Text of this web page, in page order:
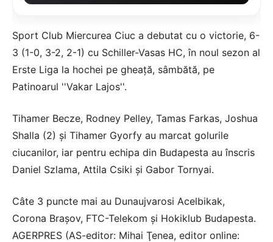
Sport Club Miercurea Ciuc a debutat cu o victorie, 6-
3 (1-0, 3-2, 2-1) cu Schiller-Vasas HC, în noul sezon al
Erste Liga la hochei pe gheaţă, sâmbătă, pe
Patinoarul ''Vakar Lajos''.
Tihamer Becze, Rodney Pelley, Tamas Farkas, Joshua
Shalla (2) şi Tihamer Gyorfy au marcat golurile
ciucanilor, iar pentru echipa din Budapesta au înscris
Daniel Szlama, Attila Csiki şi Gabor Tornyai.
Câte 3 puncte mai au Dunaujvarosi Acelbikak,
Corona Braşov, FTC-Telekom şi Hokiklub Budapesta.
AGERPRES (AS-editor: Mihai Ţenea, editor online: